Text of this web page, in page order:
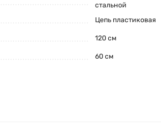
стальной
Цепь пластиковая
120 см
60 см